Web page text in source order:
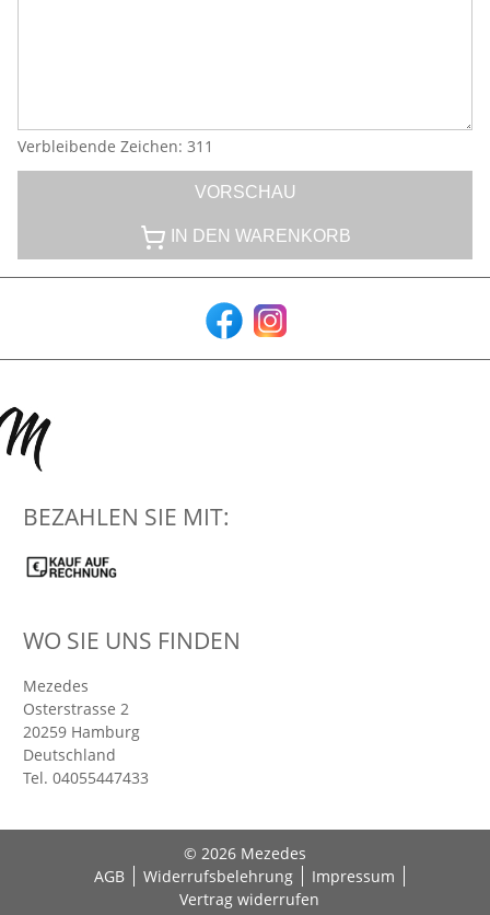
Verbleibende Zeichen: 311
VORSCHAU
IN DEN WARENKORB
BEZAHLEN SIE MIT:
WO SIE UNS FINDEN
Mezedes
Osterstrasse 2
20259 Hamburg
Deutschland
Tel. 04055447433
© 2026 Mezedes
AGB
Widerrufsbelehrung
Impressum
Vertrag widerrufen